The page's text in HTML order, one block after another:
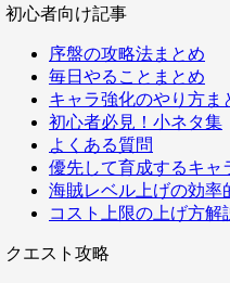
初心者向け記事
序盤の攻略法まとめ
毎日やることまとめ
キャラ強化のやり方ま
初心者必見！小ネタ集
よくある質問
優先して育成するキャ
海賊レベル上げの効率
コスト上限の上げ方解
クエスト攻略